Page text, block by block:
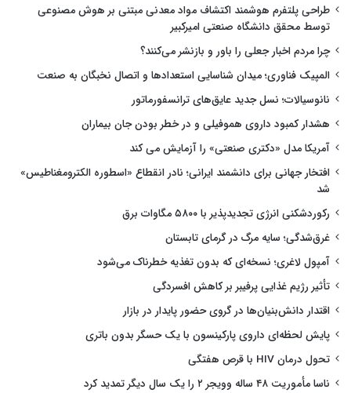
طراحی پلتفرم هوشمند اکتشاف مواد معدنی مبتنی بر هوش مصنوعی
توسط محقق دانشگاه صنعتی امیرکبیر
چرا مردم اخبار جعلی را باور و بازنشر می‌کنند؟
المپیک فناوری؛ میدان شناسایی استعدادها و اتصال نخبگان به صنعت
نانوسیالات؛ نسل جدید عایق‌های ترانسفورماتور
هشدار کمبود داروی هموفیلی و در خطر بودن جان بیماران
آمریکا مدل «دکتری صنعتی» را آزمایش می کند
افتخار جهانی برای دانشمند ایرانی؛ نادر انقطاع «اسطوره الکترومغناطیس»
شد
رکوردشکنی انرژی تجدیدپذیر با ۵۸۰۰ مگاوات برق
غرق‌شدگی؛ سایه مرگ در گرمای تابستان
آمپول لاغری؛ نسخه‌ای که بدون تغذیه خطرناک می‌شود
تأثیر رژیم غذایی پرفیبر بر کاهش افسردگی
اقتدار دانش‌بنیان‌ها در گروی حضور پایدار در بازار
پایش لحظه‌ای داروی پارکینسون با یک حسگر بدون باتری
تحول درمان HIV با قرص هفتگی
ناسا مأموریت ۴۸ ساله وویجر ۲ را یک سال دیگر تمدید کرد